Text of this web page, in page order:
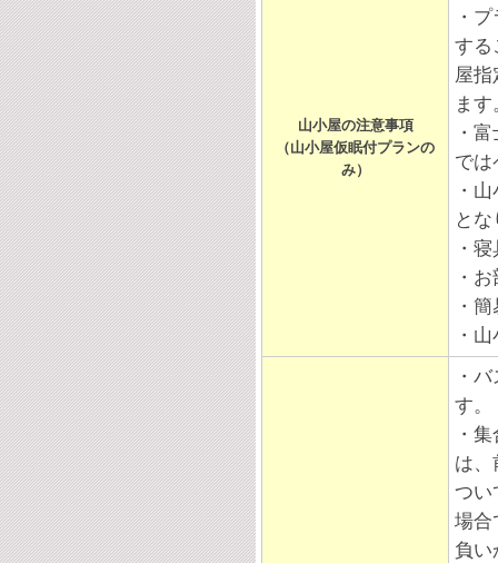
山小屋の注意事項
（山小屋仮眠付プランの
み）
・
する
屋指
ます
・
では
・
と
・
・
・
・
・
す。
・
は、
つい
場合
負い